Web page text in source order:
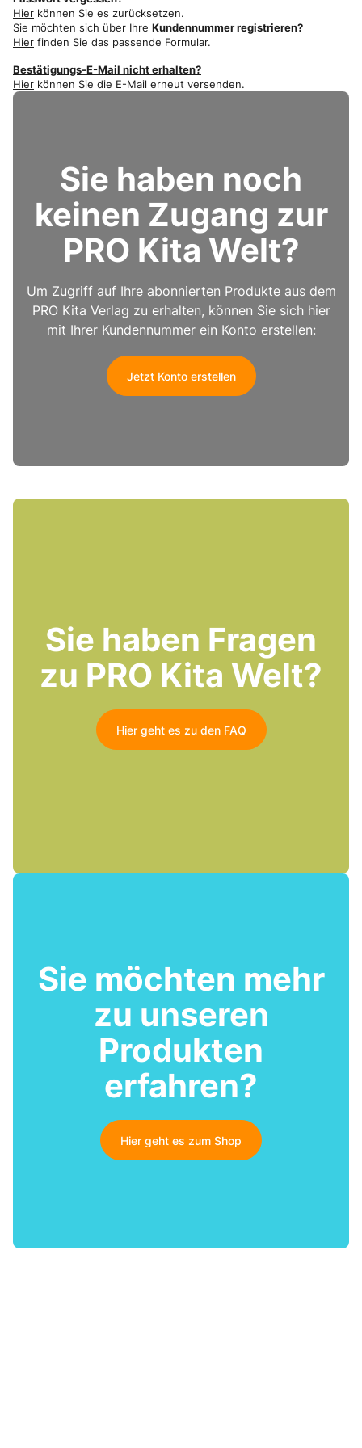
Hier können Sie es zurücksetzen.
Sie möchten sich über Ihre Kundennummer registrieren?
Hier finden Sie das passende Formular.
Bestätigungs-E-Mail nicht erhalten?
Hier können Sie die E-Mail erneut versenden.
Sie haben noch
keinen Zugang zur
PRO Kita Welt?
Um Zugriff auf Ihre abonnierten Produkte aus dem
PRO Kita Verlag zu erhalten, können Sie sich hier
mit Ihrer Kundennummer ein Konto erstellen:
Jetzt Konto erstellen
Sie haben Fragen
zu PRO Kita Welt?
Hier geht es zu den FAQ
Sie möchten mehr
zu unseren
Produkten
erfahren?
Hier geht es zum Shop